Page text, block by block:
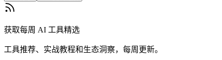
获取每周 AI 工具精选
工具推荐、实战教程和生态洞察，每周更新。